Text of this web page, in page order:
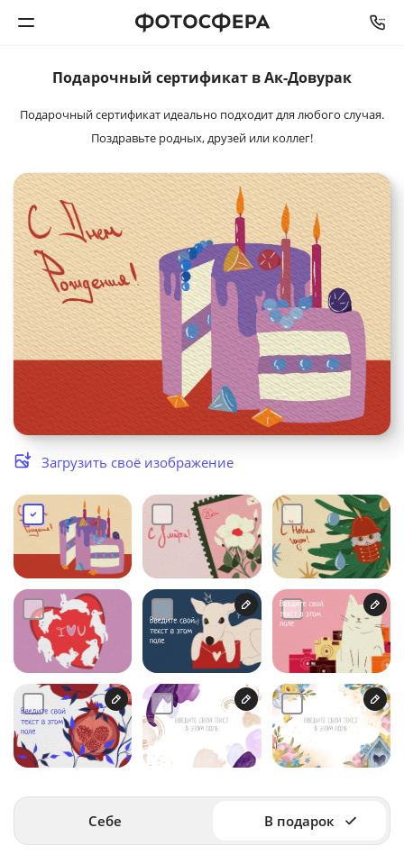
Печать фото
Календари
Интерьерная печать
Фотоподарки
Багетная мастерская
Полиграфия
Услуги и сервис
Магазин
Подарочный сертификат в Ак-Довурак
Подарочный сертификат идеально подходит для любого случая.
Поздравьте родных, друзей или коллег!
Загрузить своё изображение
Себе В подарок